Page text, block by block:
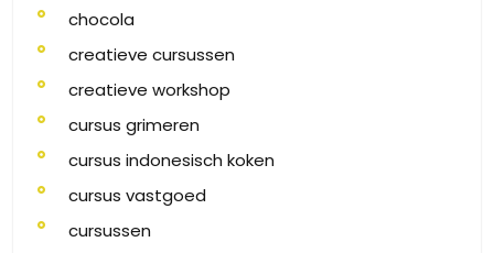
chocola
creatieve cursussen
creatieve workshop
cursus grimeren
cursus indonesisch koken
cursus vastgoed
cursussen